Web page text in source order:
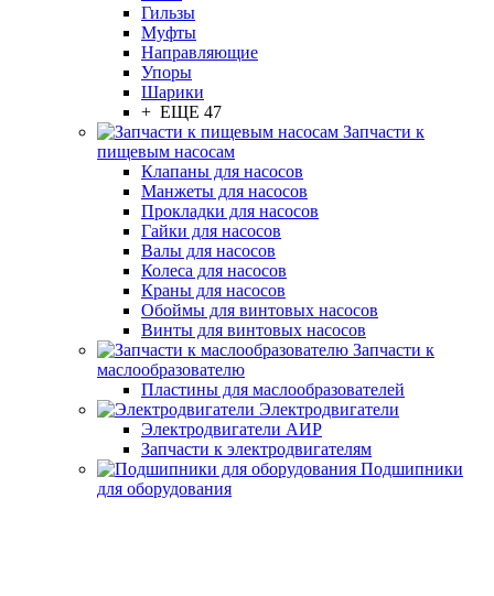
Гильзы
Муфты
Направляющие
Упоры
Шарики
+ ЕЩЕ 47
Запчасти к
пищевым насосам
Клапаны для насосов
Манжеты для насосов
Прокладки для насосов
Гайки для насосов
Валы для насосов
Колеса для насосов
Краны для насосов
Обоймы для винтовых насосов
Винты для винтовых насосов
Запчасти к
маслообразователю
Пластины для маслообразователей
Электродвигатели
Электродвигатели АИР
Запчасти к электродвигателям
Подшипники
для оборудования